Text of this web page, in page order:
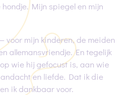
Mijn spiegel en mijn
voor mijn kinderen, de meiden
allemansvriendje. En tegelijk
op wie hij gefocust is, aan wie
en liefde. Dat ik die
ik dankbaar voor.